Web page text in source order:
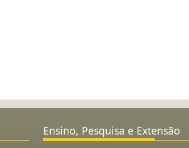
Ensino, Pesquisa e Extensão